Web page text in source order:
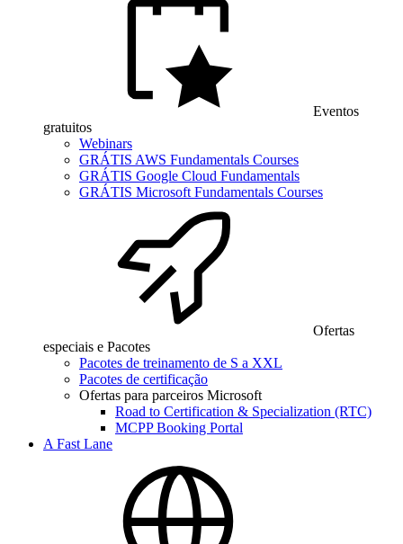
Eventos
gratuitos
Webinars
GRÁTIS AWS Fundamentals Courses
GRÁTIS Google Cloud Fundamentals
GRÁTIS Microsoft Fundamentals Courses
Ofertas
especiais e Pacotes
Pacotes de treinamento de S a XXL
Pacotes de certificação
Ofertas para parceiros Microsoft
Road to Certification & Specialization (RTC)
MCPP Booking Portal
A Fast Lane